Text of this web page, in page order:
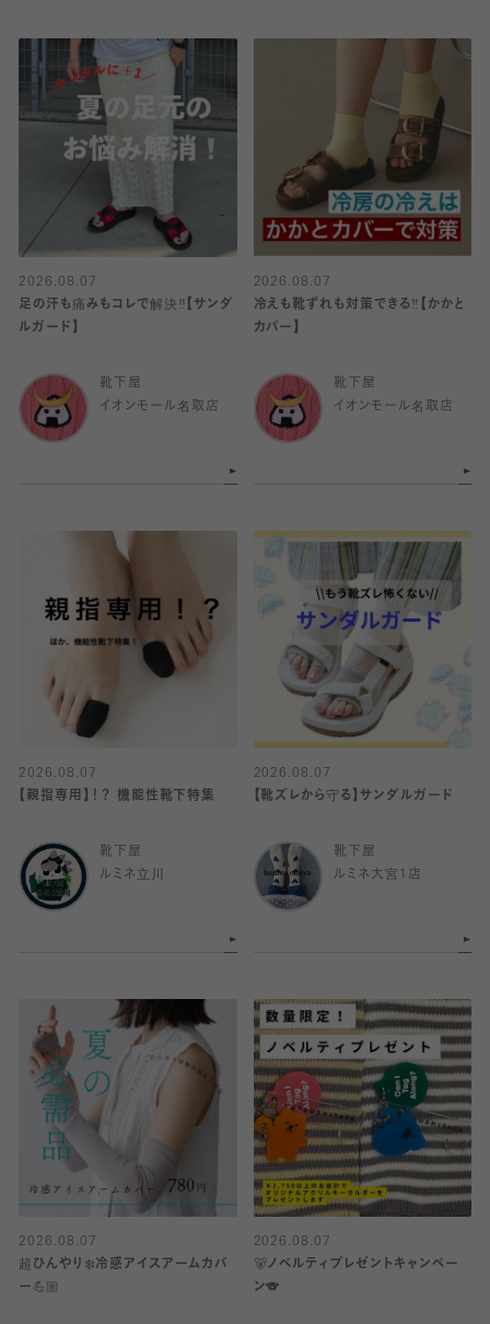
2026.08.07
足の汗も痛みもコレで解決‼️【サンダ
ルガード】
靴下屋
イオンモール名取店
2026.08.07
冷えも靴ずれも対策できる‼️【かかと
カバー】
靴下屋
イオンモール名取店
2026.08.07
【親指専用】！？ 機能性靴下特集
靴下屋
ルミネ立川
2026.08.07
【靴ズレから守る】サンダルガード
靴下屋
ルミネ大宮1店
2026.08.07
超ひんやり❄️冷感アイスアームカバ
ー💪🏼
2026.08.07
🐻ノベルティプレゼントキャンペー
ン🐨